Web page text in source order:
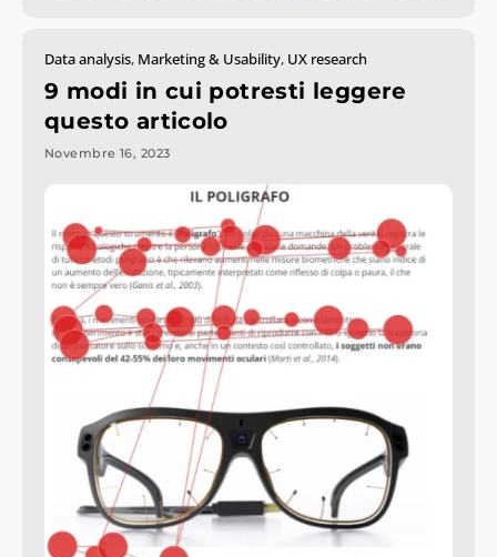
Data analysis, Marketing & Usability, UX research
9 modi in cui potresti leggere
questo articolo
Novembre 16, 2023